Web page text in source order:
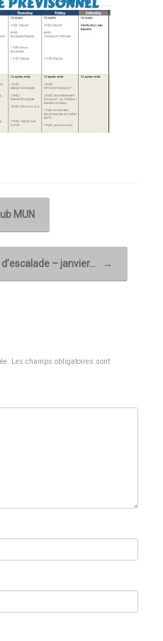
MUN
– janvier… →
Les champs obligatoires sont